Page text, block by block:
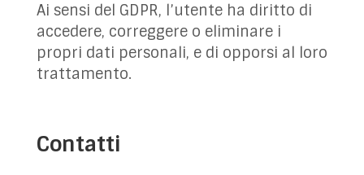
Ai sensi del GDPR, l’utente ha diritto di
accedere, correggere o eliminare i
propri dati personali, e di opporsi al loro
trattamento.
Contatti